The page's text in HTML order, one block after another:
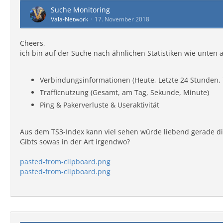
Suche Monitoring
Vala-Network 17. November 2018
Cheers,
ich bin auf der Suche nach ähnlichen Statistiken wie unten
Verbindungsinformationen (Heute, Letzte 24 Stunden,
Trafficnutzung (Gesamt, am Tag, Sekunde, Minute)
Ping & Pakerverluste & Useraktivität
Aus dem TS3-Index kann viel sehen würde liebend gerade
Gibts sowas in der Art irgendwo?
pasted-from-clipboard.png
pasted-from-clipboard.png